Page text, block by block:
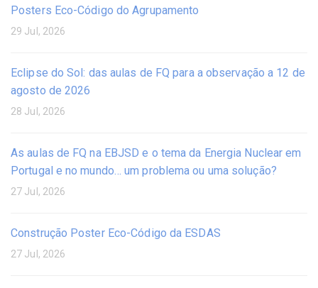
Posters Eco-Código do Agrupamento
29 Jul, 2026
Eclipse do Sol: das aulas de FQ para a observação a 12 de
agosto de 2026
28 Jul, 2026
As aulas de FQ na EBJSD e o tema da Energia Nuclear em
Portugal e no mundo… um problema ou uma solução?
27 Jul, 2026
Construção Poster Eco-Código da ESDAS
27 Jul, 2026